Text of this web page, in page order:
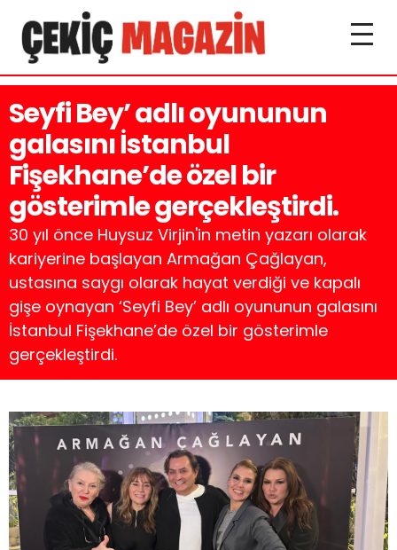
Seyfi Bey’ adlı oyununun
galasını İstanbul
Fişekhane’de özel bir
gösterimle gerçekleştirdi.
30 yıl önce Huysuz Virjin'in metin yazarı olarak
kariyerine başlayan Armağan Çağlayan,
ustasına saygı olarak hayat verdiği ve kapalı
gişe oynayan ‘Seyfi Bey’ adlı oyununun galasını
İstanbul Fişekhane’de özel bir gösterimle
gerçekleştirdi.